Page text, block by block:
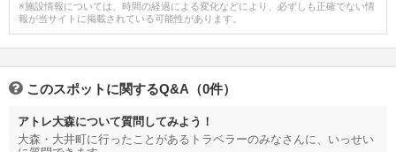
※施設情報については、時間の経過による変化などにより、必ずしも正確でない情
報が当サイトに掲載されている可能性があります。
このスポットに関するQ&A（0件）
アトレ大森について質問してみよう！
大森・大井町に行ったことがあるトラベラーのみなさんに、いっせい